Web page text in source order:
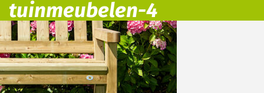
tuinmeubelen-4